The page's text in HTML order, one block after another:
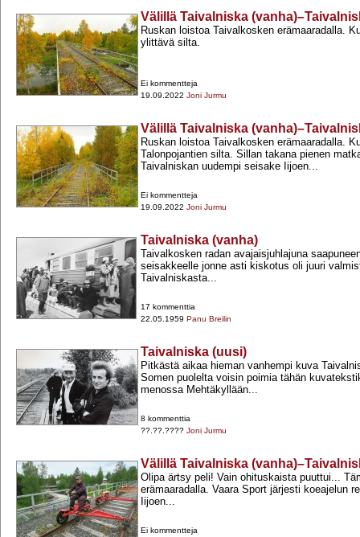
Välillä Taivalniska
Ruskan loistoa Taivalkosken erämaaradalla.
ylittävä silta.
Ei kommentteja
19.09.2022 Joni Jurmu
Välillä Taivalniska
Ruskan loistoa Taivalkosken erämaaradalla.
Talonpojantien silta. Sillan takana pienen
Taivalniskan uudempi seisake Iijoen...
Ei kommentteja
19.09.2022 Joni Jurmu
Taivalniska (vanha)
Taivalkosken radan avajaisjuhlajuna
seisakkeelle jonne asti kiskotus oli juuri
Taivalniskasta...
17 kommenttia
22.05.1959 Panu Breilin
Taivalniska (uusi)
Pitkästä aikaa hieman vanhempi kuva
Somen puolelta voisin poimia tähän
menossa Mehtäkyllään...
8 kommenttia
??.??.???? Joni Jurmu
Välillä Taivalniska
Olipa ärtsy peli! Vain ohituskaista puuttui...
erämaaradalla. Vaara Sport järjesti koeajelun
Iijoen...
Ei kommentteja